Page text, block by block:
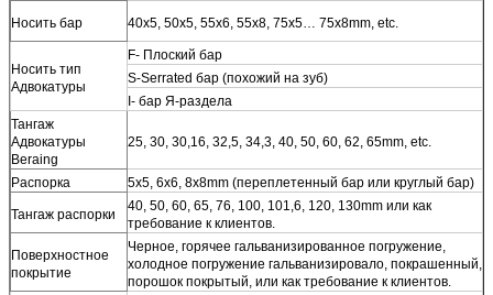
Носить бар 40x5, 50x5, 55x6, 55x8, 75x5… 75x8mm, etc.
Носить тип
Адвокатуры
F- Плоский бар
S-Serrated бар (похожий на зуб)
I- бар Я-раздела
Тангаж
Адвокатуры
Beraing
25, 30, 30,16, 32,5, 34,3, 40, 50, 60, 62, 65mm, etc.
Распорка 5x5, 6x6, 8x8mm (переплетенный бар или круглый бар)
Тангаж распорки
40, 50, 60, 65, 76, 100, 101,6, 120, 130mm или как
требование к клиентов.
Поверхностное
покрытие
Черное, горячее гальванизированное погружение,
холодное погружение гальванизировало, покрашенный,
порошок покрытый, или как требование к клиентов.